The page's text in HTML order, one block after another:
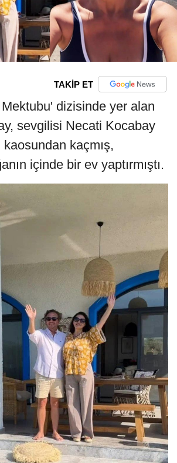
TAKİP ET
dizisinde yer alan
sevgilisi Necati Kocabay
kaçmış,
içinde bir ev yaptırmıştı.